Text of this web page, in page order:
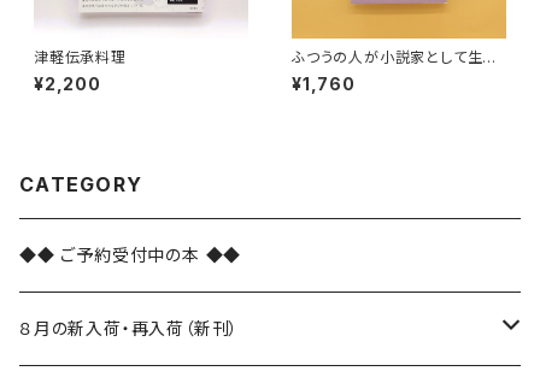
津軽伝承料理
¥2,200
ふつうの人が小説家として生活
していくには
¥1,760
CATEGORY
◆◆ ご予約受付中の本 ◆◆
８月の新入荷・再入荷（新刊）